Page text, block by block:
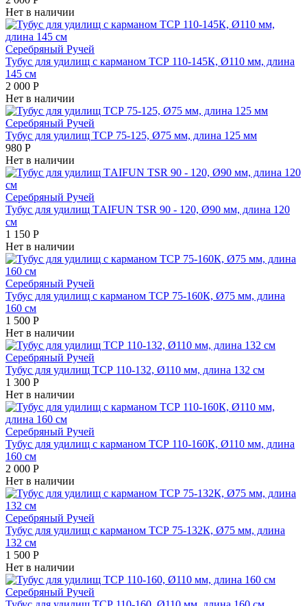
Нет в наличии
Серебряный Ручей
Тубус для удилищ с карманом ТСР 110-145К, Ø110 мм, длина
145 см
2 000 Р
Нет в наличии
Серебряный Ручей
Тубус для удилищ ТСР 75-125, Ø75 мм, длина 125 мм
980 Р
Нет в наличии
Серебряный Ручей
Тубус для удилищ ТAIFUN TSR 90 - 120, Ø90 мм, длина 120
см
1 150 Р
Нет в наличии
Серебряный Ручей
Тубус для удилищ с карманом ТСР 75-160К, Ø75 мм, длина
160 см
1 500 Р
Нет в наличии
Серебряный Ручей
Тубус для удилищ ТСР 110-132, Ø110 мм, длина 132 см
1 300 Р
Нет в наличии
Серебряный Ручей
Тубус для удилищ с карманом ТСР 110-160К, Ø110 мм, длина
160 см
2 000 Р
Нет в наличии
Серебряный Ручей
Тубус для удилищ с карманом ТСР 75-132К, Ø75 мм, длина
132 см
1 500 Р
Нет в наличии
Серебряный Ручей